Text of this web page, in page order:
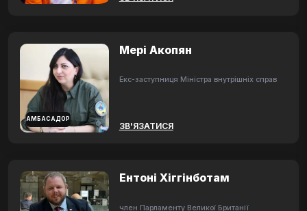
АМБАСАДОР
Мері Акопян
Екс-заступниця Міністра внутрішніх справ
ЗВ'ЯЗАТИСЯ
Ентоні Хіггінботам
член Парламенту Великої Британії